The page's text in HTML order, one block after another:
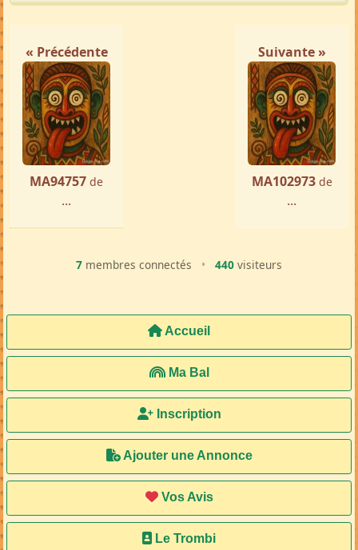
« Précédente
MA94757 de
...
Suivante »
MA102973 de
...
7 membres connectés • 440 visiteurs
Accueil
Ma Bal
Inscription
Ajouter une Annonce
Vos Avis
Le Trombi